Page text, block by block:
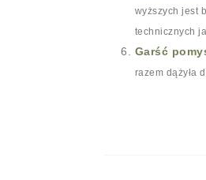
wyższych jest
technicznych
Garść
razem dążyła